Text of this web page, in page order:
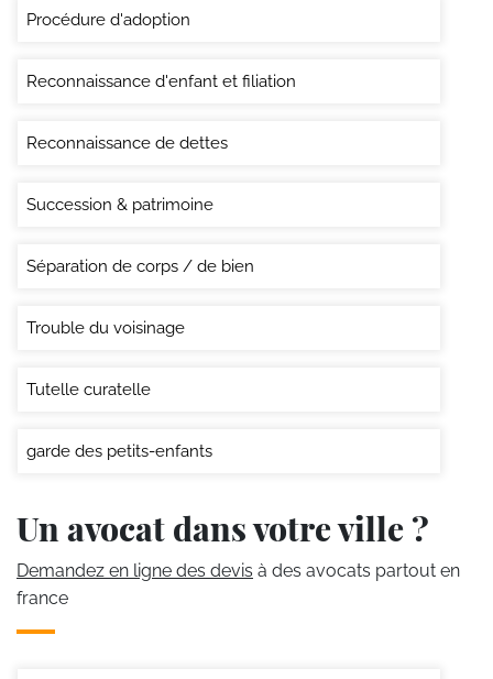
Procédure d'adoption
Reconnaissance d'enfant et filiation
Reconnaissance de dettes
Succession & patrimoine
Séparation de corps / de bien
Trouble du voisinage
Tutelle curatelle
garde des petits-enfants
Un avocat dans votre ville ?
Demandez en ligne des devis à des avocats partout en
france